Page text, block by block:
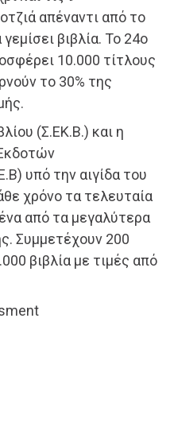
απέναντι από το
βιβλία. Το 24ο
10.000 τίτλους
το 30% της
(Σ.ΕΚ.Β.) και η
υπό την αιγίδα του
χρόνο τα τελευταία
από τα μεγαλύτερα
Συμμετέχουν 200
βιβλία με τιμές από